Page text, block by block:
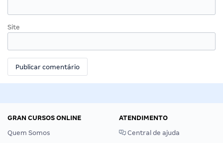
Site
GRAN CURSOS ONLINE
Quem Somos
ATENDIMENTO
Central de ajuda